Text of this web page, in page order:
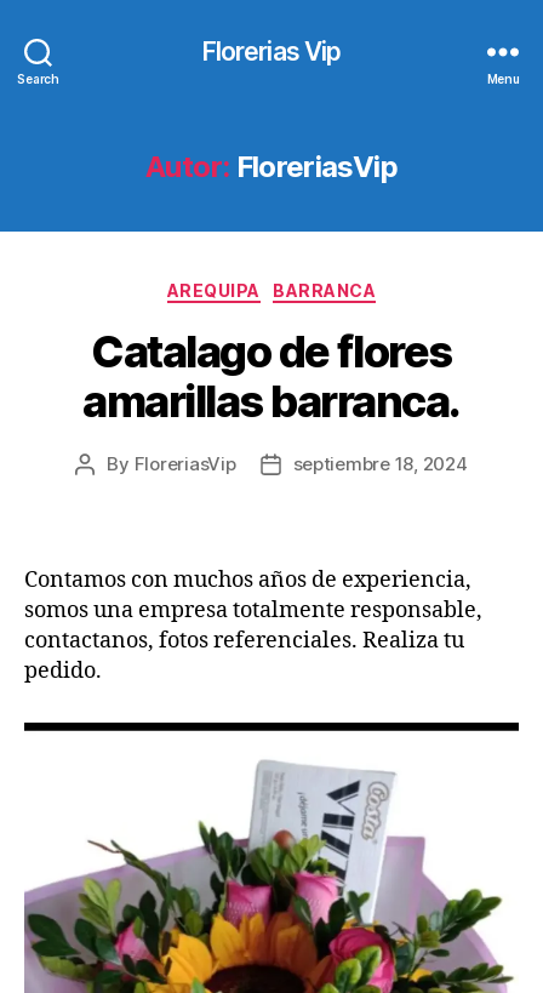
Search
Florerias Vip
Menu
Autor: FloreriasVip
Categories
AREQUIPA BARRANCA
Catalago de flores
amarillas barranca.
Post
By FloreriasVip
Postseptiembre 18, 2024
Contamos con muchos años de experiencia,
somos una empresa totalmente responsable,
contactanos, fotos referenciales. Realiza tu
pedido.